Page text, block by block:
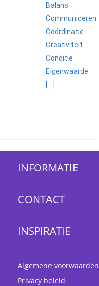
Balans
Communiceren
Coördinatie
Creativiteit
Conditie
Eigenwaarde
[...]
INFORMATIE
CONTACT
INSPIRATIE
Algemene voorwaarden
Privacy beleid